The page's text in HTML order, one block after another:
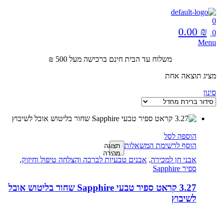
0
0
0.00 ₪
Menu
משלוח עד הבית חינם ברכישה מעל 500 ₪
מציג תוצאה אחת
סינון
הוספה לסל
הוסף לרשימת המשאלות תצוגה
מהירה
אבני חן למכירה, אבנים טבעיות לברכה והצלחה טיפול וחיזוק,
ספיר Sapphire
3.27 קראט ספיר טבעי Sapphire שחור בליטוש אובל
לשיבוץ